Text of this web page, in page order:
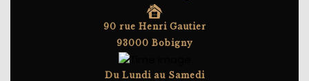
90 rue Henri Gautier
93000 Bobigny
Du Lundi au Samedi